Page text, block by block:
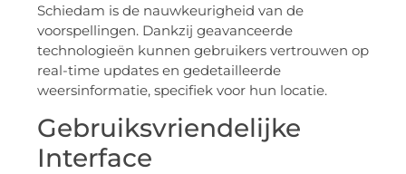
Schiedam is de nauwkeurigheid van de
voorspellingen. Dankzij geavanceerde
technologieën kunnen gebruikers vertrouwen op
real-time updates en gedetailleerde
weersinformatie, specifiek voor hun locatie.
Gebruiksvriendelijke
Interface